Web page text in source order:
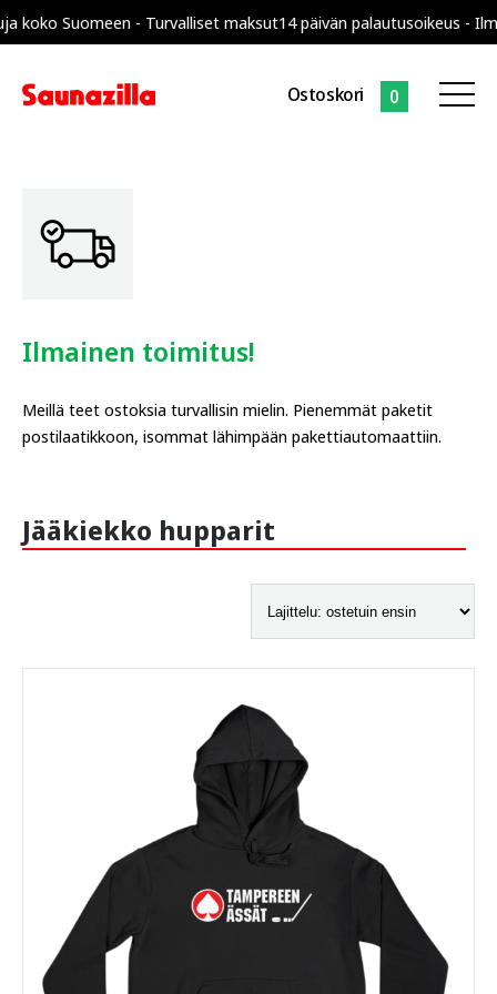
koko Suomeen - Turvalliset maksut14 päivän palautusoikeus -
Ostoskori 0
Ilmainen toimitus!
Meillä teet ostoksia turvallisin mielin. Pienemmät paketit
postilaatikkoon, isommat lähimpään pakettiautomaattiin.
Jääkiekko hupparit